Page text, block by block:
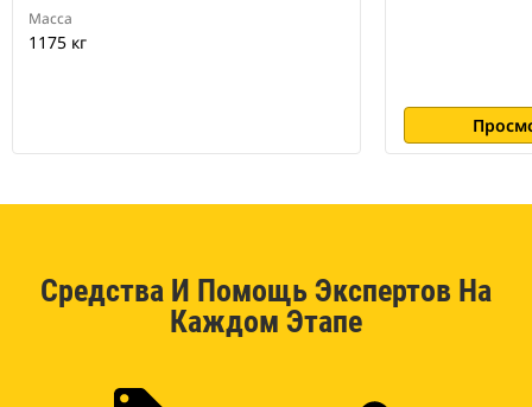
Масса
1175 кг
Средства И Помощь Экспертов На
Каждом Этапе